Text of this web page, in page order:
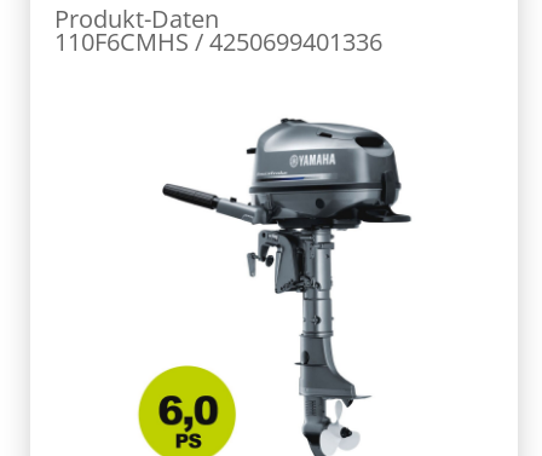
Produkt-Daten
110F6CMHS / 4250699401336